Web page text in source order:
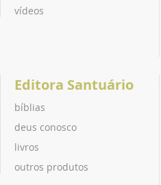
vídeos
Editora Santuário
bíblias
deus conosco
livros
outros produtos